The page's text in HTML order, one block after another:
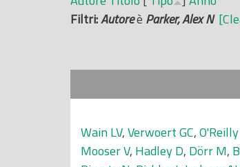
c
o
d
Filtri:Autoreè Parker, Alex N
Wain LV,Verwoert GC,
Mooser V, Hadley D, Dörr M,